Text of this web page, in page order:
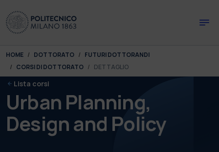
You are here:
HOME DOTTORATO
FUTURI DOTTORANDI
CORSI DI DOTTORATO
DETTAGLIO
Lista corsi
Urban Planning,
Design and Policy